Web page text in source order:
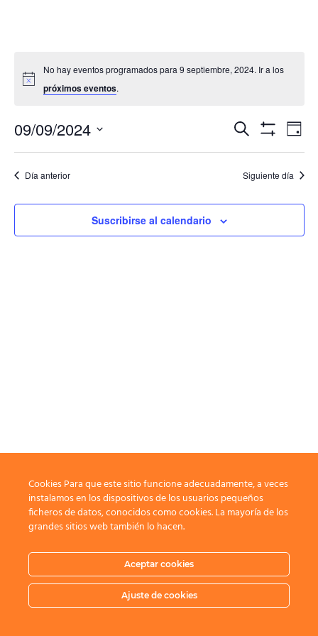
No hay eventos programados para 9 septiembre, 2024. Ir a los
próximos eventos.
vistas
Eventos
Buscar
Filtros
de
de
Día
09/09/2024
Día anterior Siguiente día
Suscribirse al calendario
Cookies Para que este sitio funcione adecuadamente, a veces
instalamos en los dispositivos de los usuarios pequeños
ficheros de datos, conocidos como cookies. La mayoría de los
grandes sitios web también lo hacen.
Aceptar cookies
Ajuste de cookies